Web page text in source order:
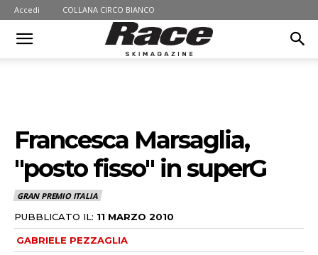
Accedi COLLANA CIRCO BIANCO
Francesca Marsaglia,
"posto fisso" in superG
GRAN PREMIO ITALIA
PUBBLICATO IL: 11 MARZO 2010
GABRIELE PEZZAGLIA